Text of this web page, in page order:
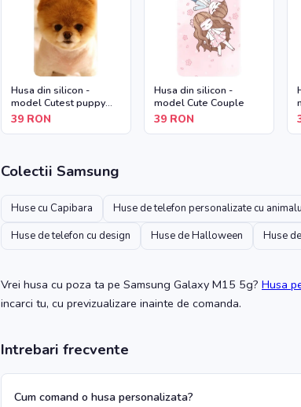
Husa din silicon -
model Cutest puppy
dog
39 RON
Husa din silicon -
model Cute Couple
39 RON
Colectii Samsung
Huse cu Capibara Huse de telefon personalizate cu
Huse de telefon cu design
Huse de Halloween Huse
Vrei husa cu poza ta pe Samsung Galaxy M15 5g? Husa
incarci tu, cu previzualizare inainte de comanda.
Intrebari frecvente
Cum comand o husa personalizata?